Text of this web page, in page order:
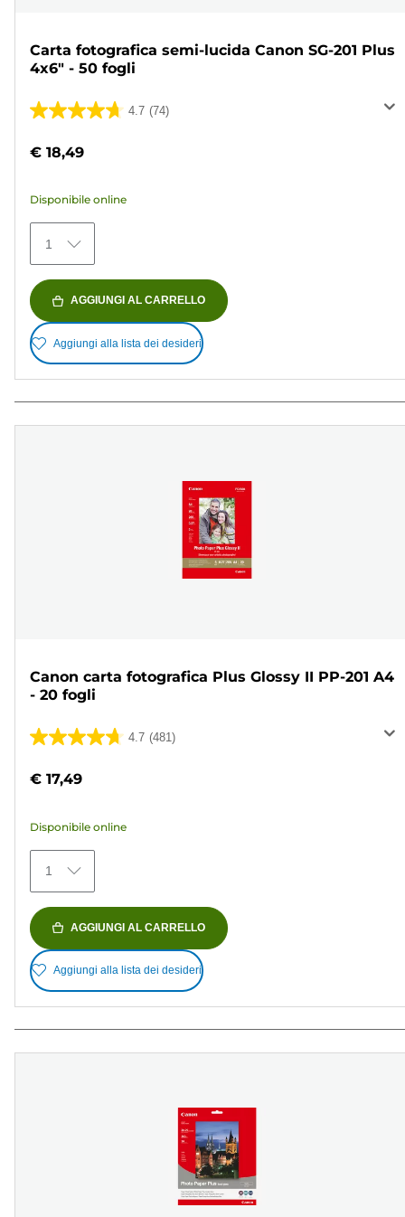
Carta fotografica semi-lucida Canon SG-201 Plus
4x6" - 50 fogli
4.7 (74)
4.7
5
74
recensioni
€ 18,49
Disponibile online
1
AGGIUNGI AL CARRELLO
Aggiungi alla lista dei desideri
Canon carta fotografica Plus Glossy II PP-201 A4
- 20 fogli
4.7 (481)
4.7
5
481
recensioni
€ 17,49
Disponibile online
1
AGGIUNGI AL CARRELLO
Aggiungi alla lista dei desideri